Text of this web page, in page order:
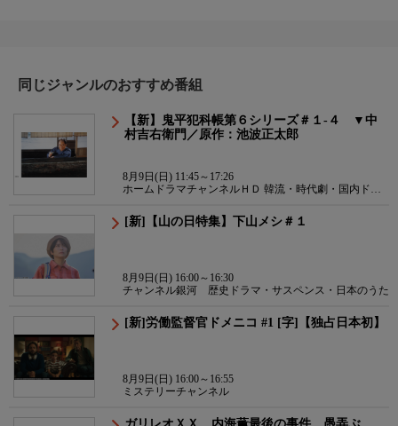
同じジャンルのおすすめ番組
【新】鬼平犯科帳第６シリーズ＃１-４ ▼中
村吉右衛門／原作：池波正太郎
8月9日(日) 11:45～17:26
ホームドラマチャンネルＨＤ 韓流・時代劇・国内ドラ
[新]【山の日特集】下山メシ＃１
8月9日(日) 16:00～16:30
チャンネル銀河 歴史ドラマ・サスペンス・日本のうた
[新]労働監督官ドメニコ #1 [字]【独占日本初】
8月9日(日) 16:00～16:55
ミステリーチャンネル